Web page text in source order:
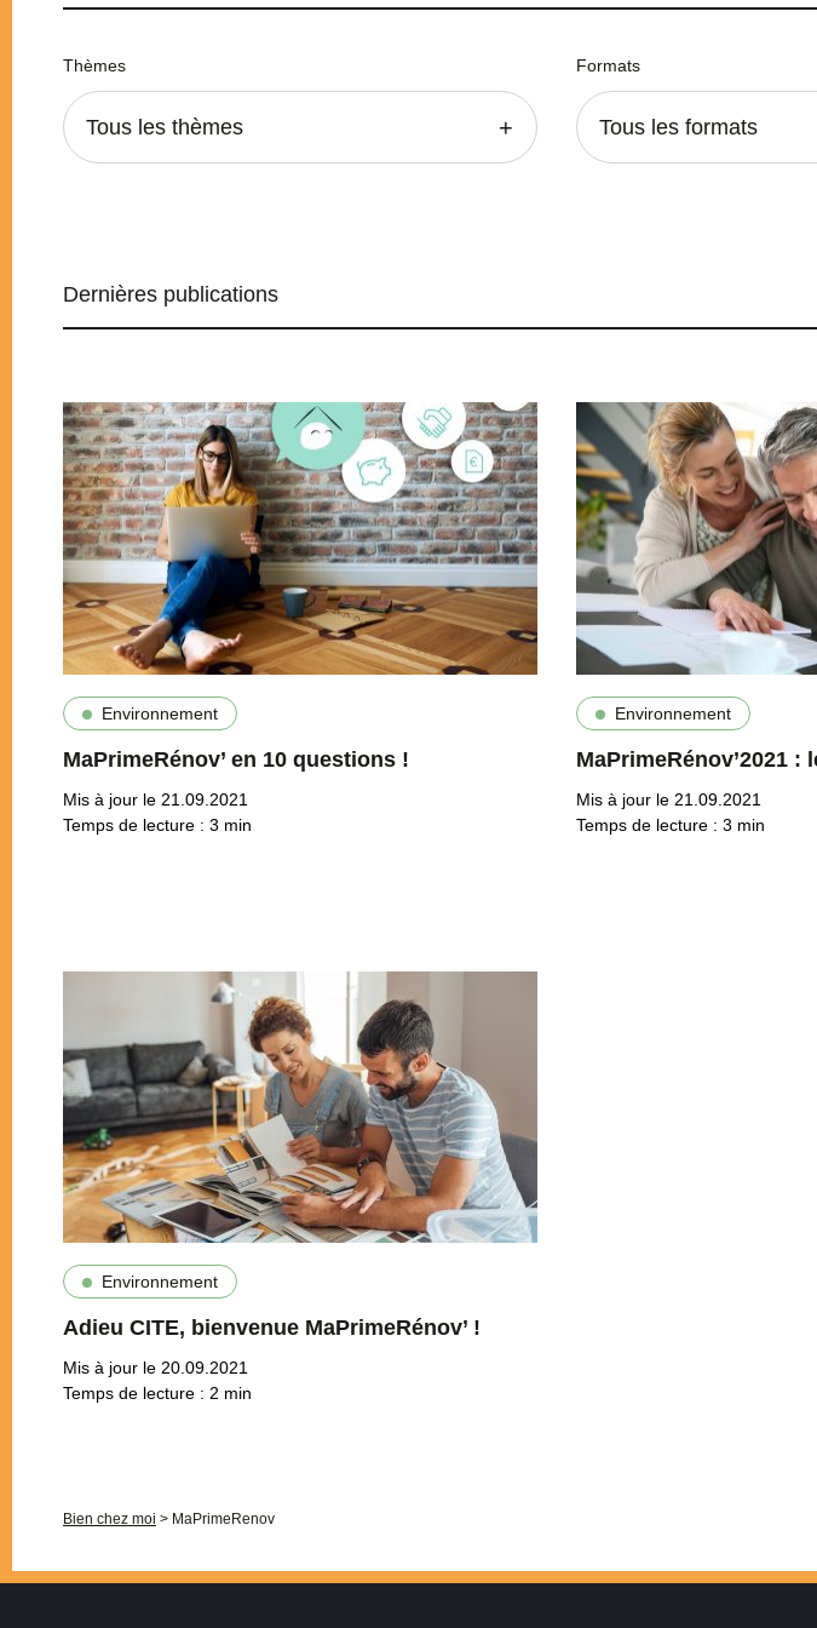
Thèmes
Tous les thèmes
Formats
Tous les formats
Dernières publications
Environnement
MaPrimeRénov’ en 10 questions !
Mis à jour le 21.09.2021
Temps de lecture : 3 min
Environnement
MaPrimeRénov’2021 :
Mis à jour le 21.09.2021
Temps de lecture : 3 min
Environnement
Adieu CITE, bienvenue MaPrimeRénov’ !
Mis à jour le 20.09.2021
Temps de lecture : 2 min
Bien chez moi > MaPrimeRenov